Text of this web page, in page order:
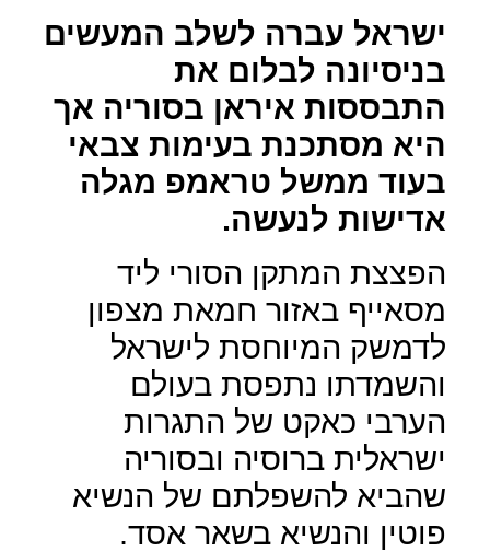
ישראל עברה לשלב המעשים
בניסיונה לבלום את
התבססות איראן בסוריה אך
היא מסתכנת בעימות צבאי
בעוד ממשל טראמפ מגלה
אדישות לנעשה.
הפצצת המתקן הסורי ליד
מסאייף באזור חמאת מצפון
לדמשק המיוחסת לישראל
והשמדתו נתפסת בעולם
הערבי כאקט של התגרות
ישראלית ברוסיה ובסוריה
שהביא להשפלתם של הנשיא
פוטין והנשיא בשאר אסד.